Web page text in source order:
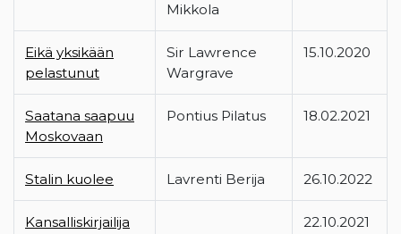
Mikkola
Eikä yksikään
pelastunut
Sir Lawrence
Wargrave
15.10.2020
Saatana saapuu
Moskovaan
Pontius Pilatus 18.02.2021
Stalin kuolee Lavrenti Berija 26.10.2022
Kansalliskirjailija 22.10.2021